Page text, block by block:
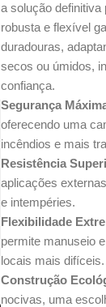
a solução
robusta e flexível
duradouras,
secos ou úmidos,
confiança.
Segurança
oferecendo uma
incêndios e mais
Resistência
aplicações
e intempéries.
Flexibilidade
permite manuseio
locais mais difíceis.
Construção
nocivas, uma